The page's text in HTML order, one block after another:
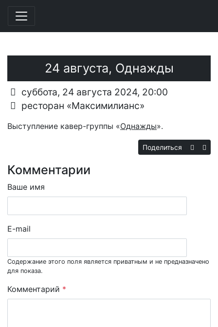
24 августа, Однажды
суббота, 24 августа 2024, 20:00
ресторан «Максимилианс»
Выступление кавер-группы «Однажды».
Поделиться
Комментарии
Ваше имя
E-mail
Содержание этого поля является приватным и не предназначено
для показа.
Комментарий *